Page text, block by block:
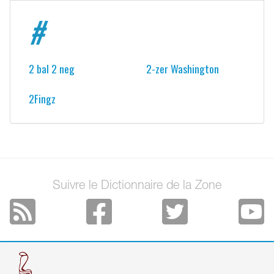
#
2 bal 2 neg
2-zer Washington
2Fingz
Suivre le Dictionnaire de la Zone